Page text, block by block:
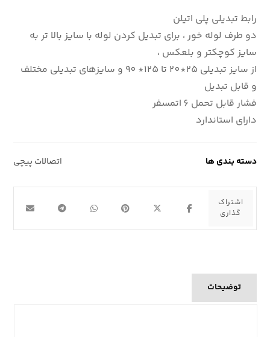
رابط تبديلي پلي اتيلن
دو طرف لوله خور ، براي تبديل كردن لوله با سايز بالا تر به
سايز كوچكتر و بلعكس ،
از سايز تبديلي ٢٥*٢٠ تا ١٢٥* ٩٠ و سايزهاي تبديلي مختلف
و قابل تبديل
فشار قابل تحمل ٦ اتمسفر
داراي استاندارد
دسته بندی ها اتصالات پيچي
توضیحات